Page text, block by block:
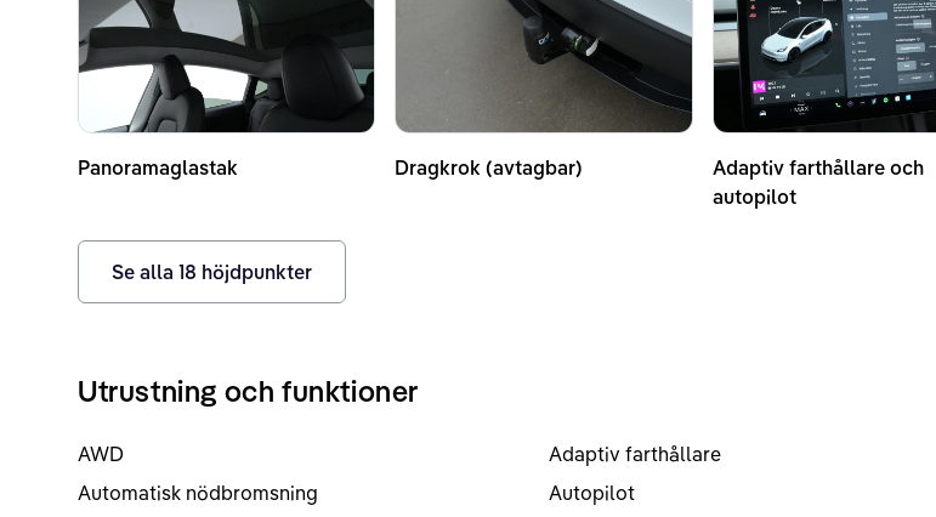
Panoramaglastak Dragkrok (avtagbar)
Adaptiv farthållare och
autopilot
Se alla 18 höjdpunkter
Utrustning och funktioner
AWD
Adaptiv farthållare
Automatisk nödbromsning
Autopilot